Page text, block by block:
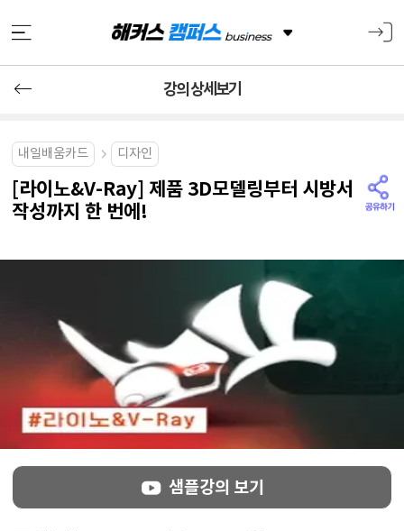
강의 상세보기
내일배움카드 디자인
[라이노&V-Ray] 제품 3D모델링부터 시방서
작성까지 한 번에!
샘플강의 보기